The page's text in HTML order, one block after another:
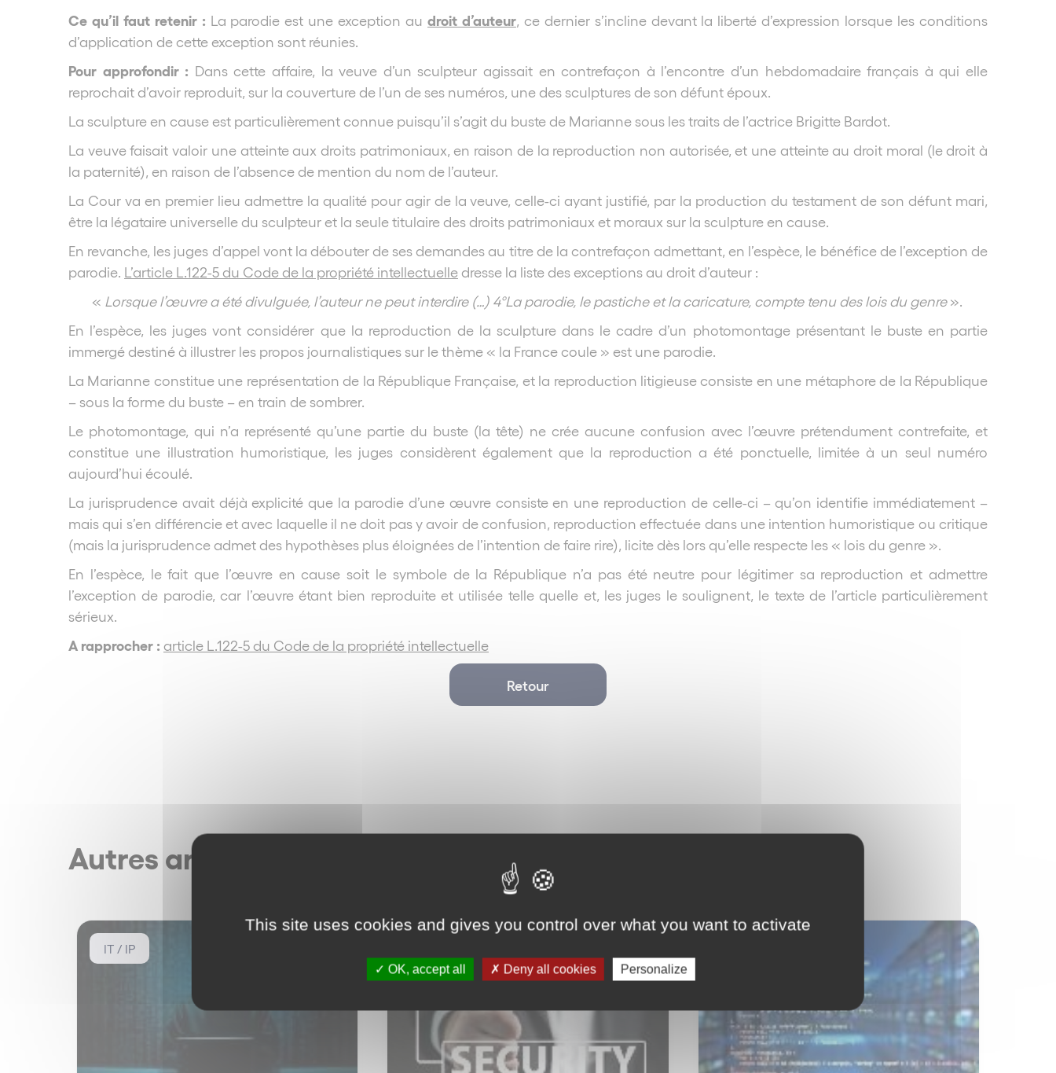
Ce qu’il faut retenir : La parodie est une exception audroit d’auteur, ce dernier s’incline devant la liberté d’expression lorsque les conditions
d’application de cette exception sont réunies.
Pour approfondir : Dans cette affaire, la veuve d’un sculpteur agissait en contrefaçon à l’encontre d’un hebdomadaire français à qui elle
reprochait d’avoir reproduit, sur la couverture de l’un de ses numéros, une des sculptures de son défunt époux.
La sculpture en cause est particulièrement connue puisqu’il s’agit du buste de Marianne sous les traits de l’actrice Brigitte Bardot.
La veuve faisait valoir une atteinte aux droits patrimoniaux, en raison de la reproduction non autorisée, et une atteinte au droit moral (le droit à
la paternité), en raison de l’absence de mention du nom de l’auteur.
La Cour va en premier lieu admettre la qualité pour agir de la veuve, celle-ci ayant justifié, par la production du testament de son défunt mari,
être la légataire universelle du sculpteur et la seule titulaire des droits patrimoniaux et moraux sur la sculpture en cause.
En revanche, les juges d’appel vont la débouter de ses demandes au titre de la contrefaçon admettant, en l’espèce, le bénéfice de l’exception de
parodie. L’article L.122-5 du Code de la propriété intellectuelledresse la liste des exceptions au droit d’auteur :
« Lorsque l’œuvre a été divulguée, l’auteur ne peut interdire (…) 4°La parodie, le pastiche et la caricature, compte tenu des lois du genre».
En l’espèce, les juges vont considérer que la reproduction de la sculpture dans le cadre d’un photomontage présentant le buste en partie
immergé destiné à illustrer les propos journalistiques sur le thème « la France coule » est une parodie.
La Marianne constitue une représentation de la République Française, et la reproduction litigieuse consiste en une métaphore de la République
– sous la forme du buste – en train de sombrer.
Le photomontage, qui n’a représenté qu’une partie du buste (la tête) ne crée aucune confusion avec l’œuvre prétendument contrefaite, et
constitue une illustration humoristique, les juges considèrent également que la reproduction a été ponctuelle, limitée à un seul numéro
aujourd’hui écoulé.
La jurisprudence avait déjà explicité que la parodie d’une œuvre consiste en une reproduction de celle-ci – qu’on identifie immédiatement –
mais qui s’en différencie et avec laquelle il ne doit pas y avoir de confusion, reproduction effectuée dans une intention humoristique ou critique
(mais la jurisprudence admet des hypothèses plus éloignées de l’intention de faire rire), licite dès lors qu’elle respecte les « lois du genre ».
En l’espèce, le fait que l’œuvre en cause soit le symbole de la République n’a pas été neutre pour légitimer sa reproduction et admettre
l’exception de parodie, car l’œuvre étant bien reproduite et utilisée telle quelle et, les juges le soulignent, le texte de l’article particulièrement
sérieux.
A rapprocher : article L.122-5 du Code de la propriété intellectuelle
Retour
Autres articles
IT / IP
This site uses cookies and gives you control over what you want to activate
OK, accept all Deny all cookies Personalize